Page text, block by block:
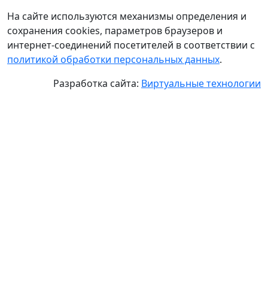
На сайте используются механизмы определения и
сохранения cookies, параметров браузеров и
интернет-соединений посетителей в соответствии с
политикой обработки персональных данных.
Разработка сайта: Виртуальные технологии